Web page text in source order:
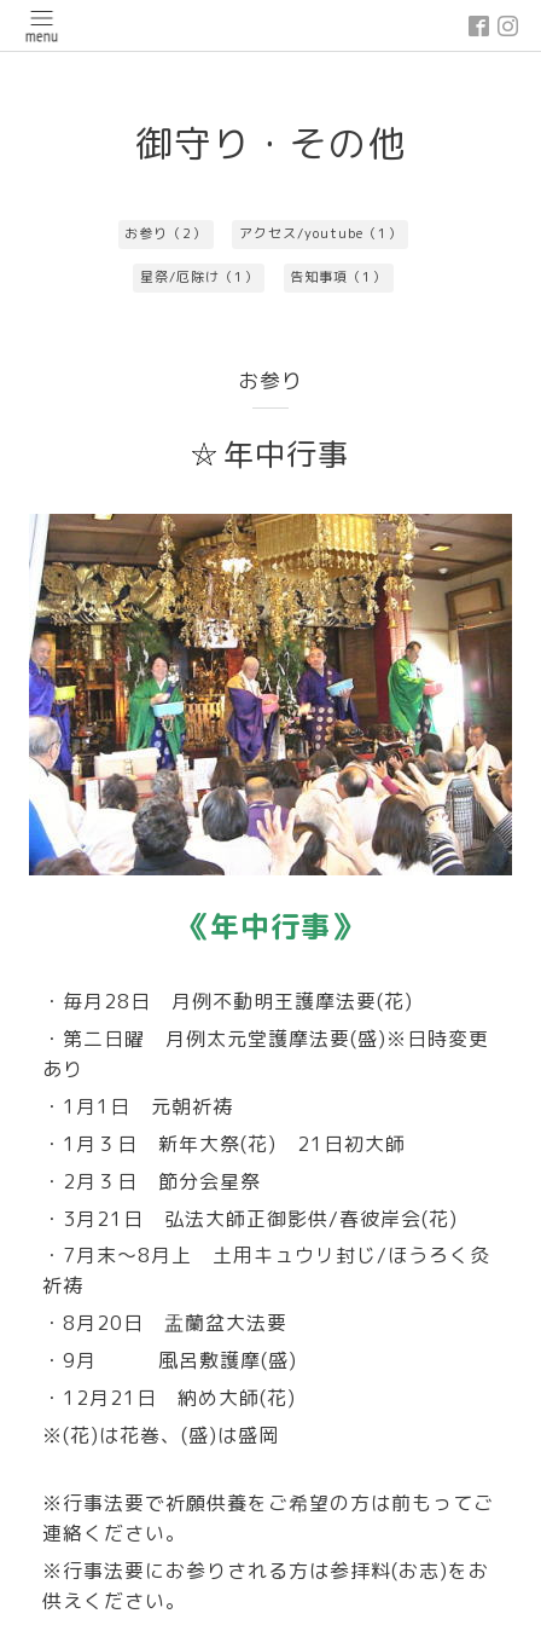
google-site-verification: google03647e12badb45de.html
御守り・その他
お参り（2） アクセス/youtube（1）
星祭/厄除け（1） 告知事項（1）
お参り
年中行事
《年中行事》
・毎月28日 月例不動明王護摩法要(花)
・第二日曜 月例太元堂護摩法要(盛)※日時変更
あり
・1月1日 元朝祈祷
・1月３日 新年大祭(花) 21日初大師
・2月３日 節分会星祭
・3月21日 弘法大師正御影供/春彼岸会(花)
・7月末～8月上 土用キュウリ封じ/ほうろく灸
祈祷
・8月20日 盂蘭盆大法要
・9月 風呂敷護摩(盛)
・12月21日 納め大師(花)
※(花)は花巻、(盛)は盛岡
※行事法要で祈願供養をご希望の方は前もってご
連絡ください。
※行事法要にお参りされる方は参拝料(お志)をお
供えください。